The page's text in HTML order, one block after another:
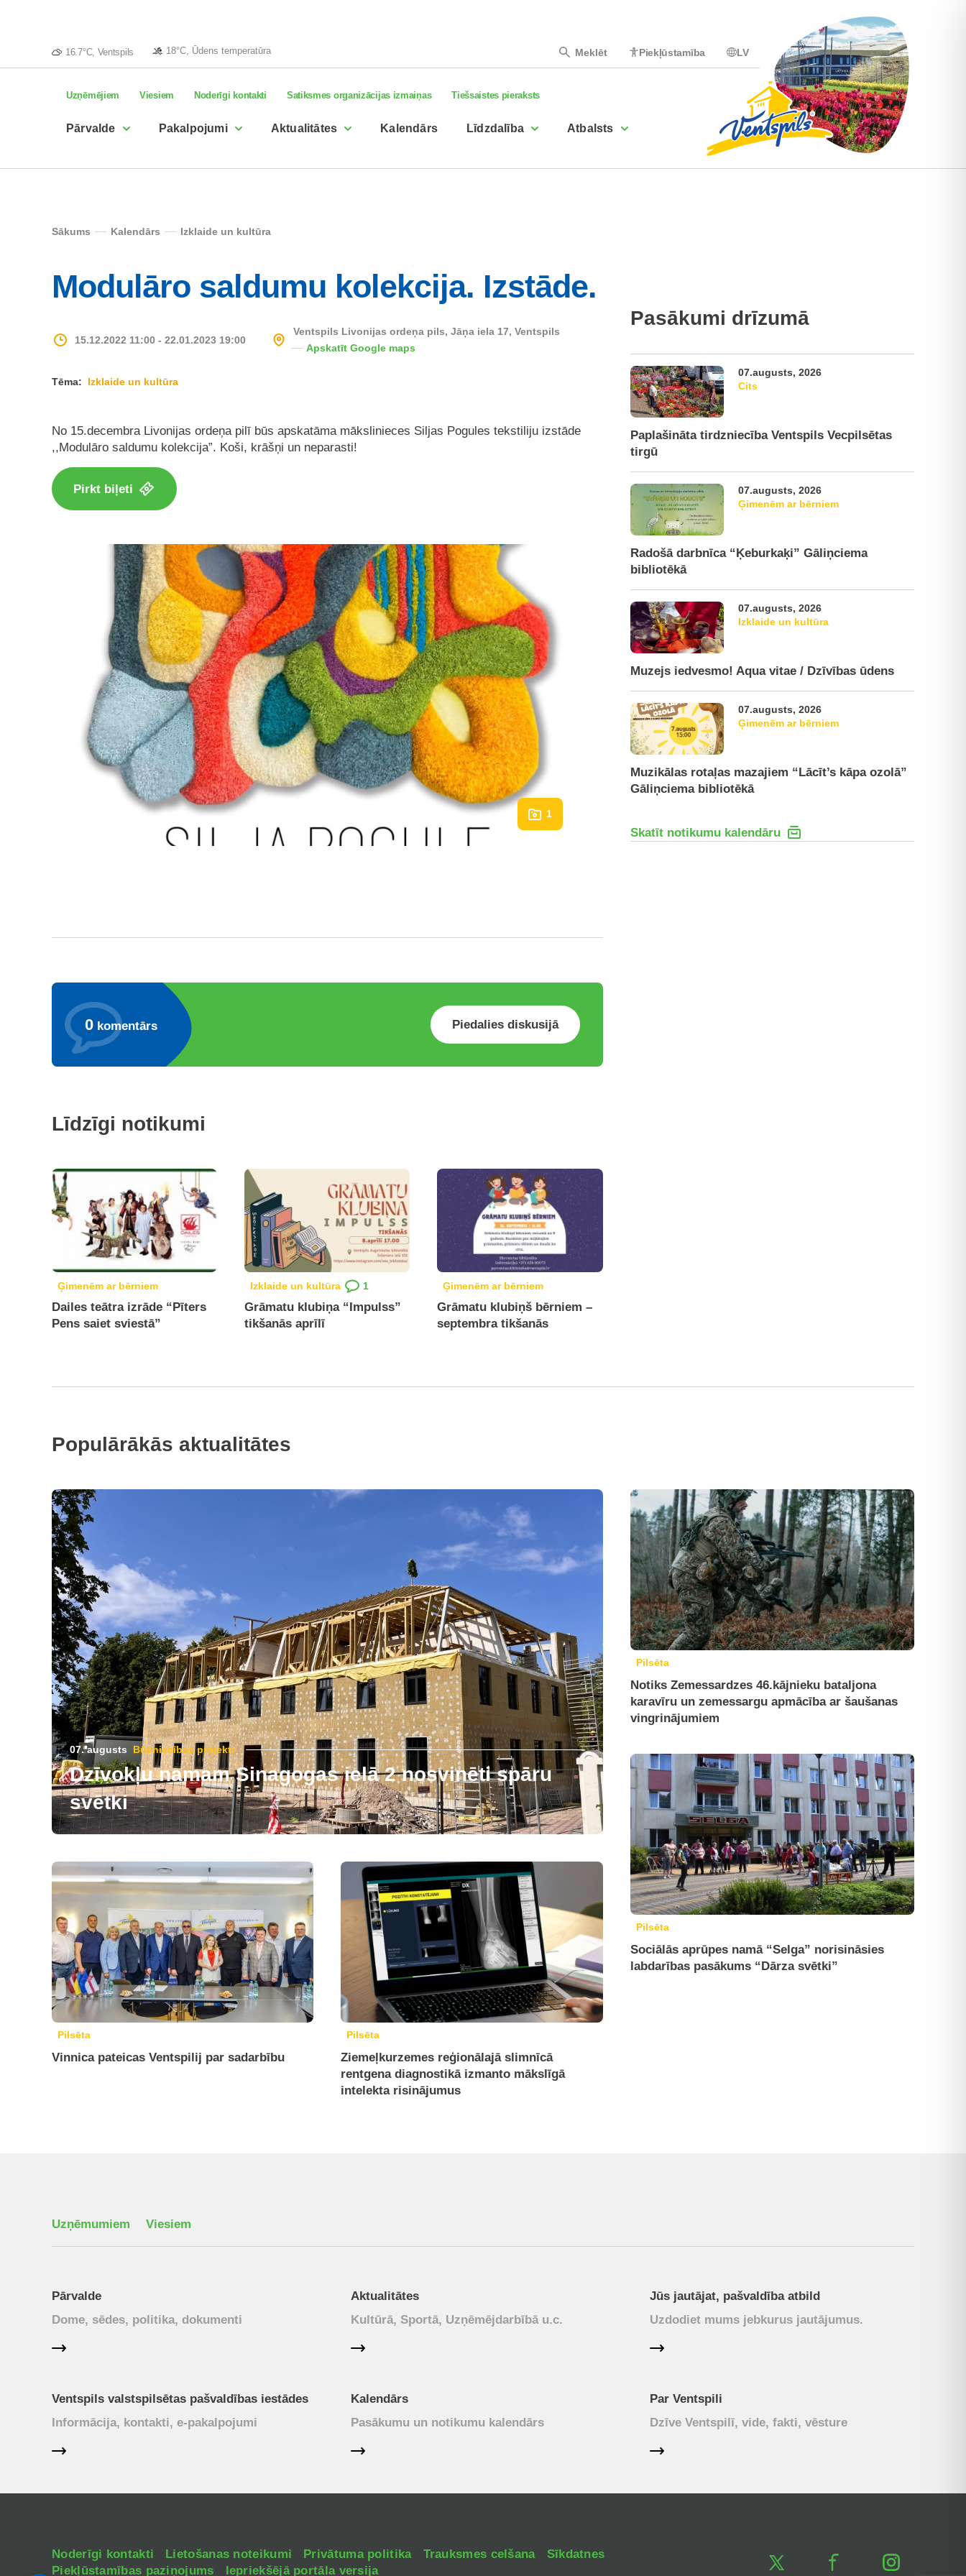
16.7°C, Ventspils 18°C, Ūdens temperatūra Meklēt Piekļūstamība LV
Uzņēmējiem Viesiem Noderīgi kontakti Satiksmes organizācijas izmaiņas Tiešsaistes pieraksts
Pārvalde Pakalpojumi Aktualitātes Kalendārs Līdzdalība Atbalsts
Sākums Kalendārs Izklaide un kultūra
Modulāro saldumu kolekcija. Izstāde.
15.12.2022 11:00 - 22.01.2023 19:00
Ventspils Livonijas ordeņa pils, Jāņa iela 17, Ventspils
Apskatīt Google maps
Tēma: Izklaide un kultūra
No 15.decembra Livonijas ordeņa pilī būs apskatāma mākslinieces Siljas Pogules tekstiliju izstāde
,,Modulāro saldumu kolekcija”. Koši, krāšņi un neparasti!
Pirkt biļeti
1
0 komentārs Piedalies diskusijā
Līdzīgi notikumi
Ģimenēm ar bērniem
Dailes teātra izrāde “Pīters
Pens saiet sviestā”
Izklaide un kultūra 1
Grāmatu klubiņa “Impulss”
tikšanās aprīlī
Ģimenēm ar bērniem
Grāmatu klubiņš bērniem –
septembra tikšanās
Pasākumi drīzumā
07.augusts, 2026
Cits
Paplašināta tirdzniecība Ventspils Vecpilsētas
tirgū
07.augusts, 2026
Ģimenēm ar bērniem
Radošā darbnīca “Ķeburkaķi” Gāliņciema
bibliotēkā
07.augusts, 2026
Izklaide un kultūra
Muzejs iedvesmo! Aqua vitae / Dzīvības ūdens
07.augusts, 2026
Ģimenēm ar bērniem
Muzikālas rotaļas mazajiem “Lācīt’s kāpa ozolā”
Gāliņciema bibliotēkā
Skatīt notikumu kalendāru
Populārākās aktualitātes
07. augusts Būvniecības projekti
Dzīvokļu namam Sinagogas ielā 2 nosvinēti spāru
svētki
Pilsēta
Vinnica pateicas Ventspilij par sadarbību
Pilsēta
Ziemeļkurzemes reģionālajā slimnīcā
rentgena diagnostikā izmanto mākslīgā
intelekta risinājumus
Pilsēta
Notiks Zemessardzes 46.kājnieku bataljona
karavīru un zemessargu apmācība ar šaušanas
vingrinājumiem
Pilsēta
Sociālās aprūpes namā “Selga” norisināsies
labdarības pasākums “Dārza svētki”
Uzņēmumiem Viesiem
Pārvalde
Dome, sēdes, politika, dokumenti
Aktualitātes
Kultūrā, Sportā, Uzņēmējdarbībā u.c.
Jūs jautājat, pašvaldība atbild
Uzdodiet mums jebkurus jautājumus.
Ventspils valstspilsētas pašvaldības iestādes
Informācija, kontakti, e-pakalpojumi
Kalendārs
Pasākumu un notikumu kalendārs
Par Ventspili
Dzīve Ventspilī, vide, fakti, vēsture
Noderīgi kontakti Lietošanas noteikumi Privātuma politika Trauksmes celšana
Sīkdatnes
Piekļūstamības paziņojums
Iepriekšējā portāla versija